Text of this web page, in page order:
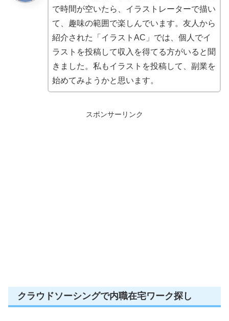
で時間が空いたら、イラストレーターで描い
て、趣味の範囲で楽しんでいます。友人から
紹介された「イラストAC」では、個人でイ
ラストを投稿して収入を得てる方がいると聞
きました。私もイラストを投稿して、副業を
始めてみようかと思います。
スポンサーリンク
クラウドソーシングで内職在宅ワーク探し